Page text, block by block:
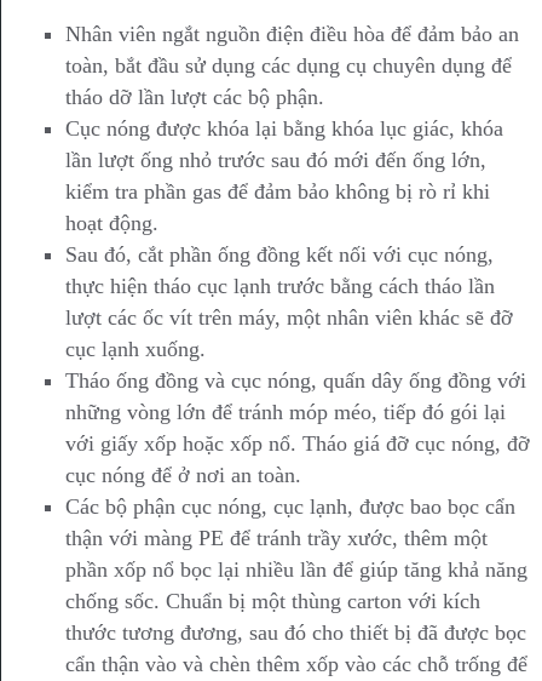
Nhân viên ngắt nguồn điện điều hòa để đảm bảo an
toàn, bắt đầu sử dụng các dụng cụ chuyên dụng để
tháo dỡ lần lượt các bộ phận.
Cục nóng được khóa lại bằng khóa lục giác, khóa
lần lượt ống nhỏ trước sau đó mới đến ống lớn,
kiểm tra phần gas để đảm bảo không bị rò rỉ khi
hoạt động.
Sau đó, cắt phần ống đồng kết nối với cục nóng,
thực hiện tháo cục lạnh trước bằng cách tháo lần
lượt các ốc vít trên máy, một nhân viên khác sẽ đỡ
cục lạnh xuống.
Tháo ống đồng và cục nóng, quấn dây ống đồng với
những vòng lớn để tránh móp méo, tiếp đó gói lại
với giấy xốp hoặc xốp nổ. Tháo giá đỡ cục nóng, đỡ
cục nóng để ở nơi an toàn.
Các bộ phận cục nóng, cục lạnh, được bao bọc cẩn
thận với màng PE để tránh trầy xước, thêm một
phần xốp nổ bọc lại nhiều lần để giúp tăng khả năng
chống sốc. Chuẩn bị một thùng carton với kích
thước tương đương, sau đó cho thiết bị đã được bọc
cẩn thận vào và chèn thêm xốp vào các chỗ trống để